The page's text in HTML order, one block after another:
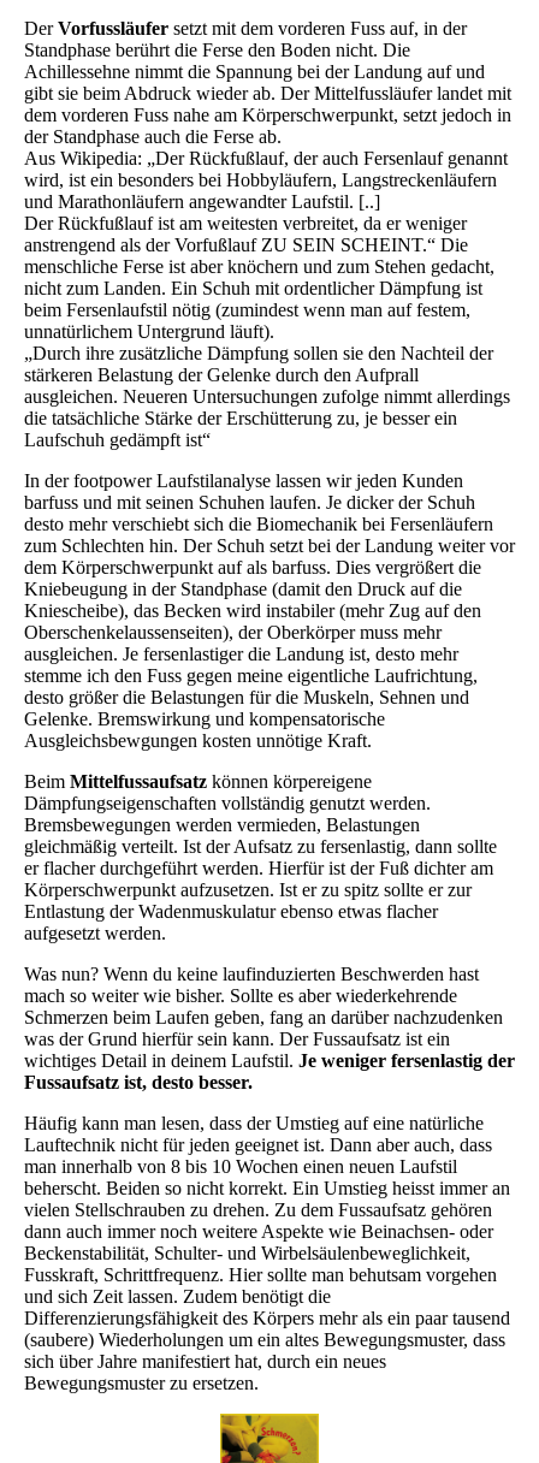
DerVorfussläufer setzt mit dem vorderen Fuss auf, in der
Standphase berührt die Ferse den Boden nicht. Die
Achillessehne nimmt die Spannung bei der Landung auf und
gibt sie beim Abdruck wieder ab. Der Mittelfussläufer landet mit
dem vorderen Fuss nahe am Körperschwerpunkt, setzt jedoch in
der Standphase auch die Ferse ab.
Aus Wikipedia: „Der Rückfußlauf, der auch Fersenlauf genannt
wird, ist ein besonders bei Hobbyläufern, Langstreckenläufern
und Marathonläufern angewandter Laufstil. [..]
Der Rückfußlauf ist am weitesten verbreitet, da er weniger
anstrengend als der Vorfußlauf ZU SEIN SCHEINT.“ Die
menschliche Ferse ist aber knöchern und zum Stehen gedacht,
nicht zum Landen. Ein Schuh mit ordentlicher Dämpfung ist
beim Fersenlaufstil nötig (zumindest wenn man auf festem,
unnatürlichem Untergrund läuft).
„Durch ihre zusätzliche Dämpfung sollen sie den Nachteil der
stärkeren Belastung der Gelenke durch den Aufprall
ausgleichen. Neueren Untersuchungen zufolge nimmt allerdings
die tatsächliche Stärke der Erschütterung zu, je besser ein
Laufschuh gedämpft ist“
In der footpower Laufstilanalyse lassen wir jeden Kunden
barfuss und mit seinen Schuhen laufen. Je dicker der Schuh
desto mehr verschiebt sich die Biomechanik bei Fersenläufern
zum Schlechten hin. Der Schuh setzt bei der Landung weiter vor
dem Körperschwerpunkt auf als barfuss. Dies vergrößert die
Kniebeugung in der Standphase (damit den Druck auf die
Kniescheibe), das Becken wird instabiler (mehr Zug auf den
Oberschenkelaussenseiten), der Oberkörper muss mehr
ausgleichen. Je fersenlastiger die Landung ist, desto mehr
stemme ich den Fuss gegen meine eigentliche Laufrichtung,
desto größer die Belastungen für die Muskeln, Sehnen und
Gelenke. Bremswirkung und kompensatorische
Ausgleichsbewgungen kosten unnötige Kraft.
Beim Mittelfussaufsatz können körpereigene
Dämpfungseigenschaften vollständig genutzt werden.
Bremsbewegungen werden vermieden, Belastungen
gleichmäßig verteilt. Ist der Aufsatz zu fersenlastig, dann sollte
er flacher durchgeführt werden. Hierfür ist der Fuß dichter am
Körperschwerpunkt aufzusetzen. Ist er zu spitz sollte er zur
Entlastung der Wadenmuskulatur ebenso etwas flacher
aufgesetzt werden.
Was nun? Wenn du keine laufinduzierten Beschwerden hast
mach so weiter wie bisher. Sollte es aber wiederkehrende
Schmerzen beim Laufen geben, fang an darüber nachzudenken
was der Grund hierfür sein kann. Der Fussaufsatz ist ein
wichtiges Detail in deinem Laufstil. Je weniger fersenlastig der
Fussaufsatz ist, desto besser.
Häufig kann man lesen, dass der Umstieg auf eine natürliche
Lauftechnik nicht für jeden geeignet ist. Dann aber auch, dass
man innerhalb von 8 bis 10 Wochen einen neuen Laufstil
beherscht. Beiden so nicht korrekt. Ein Umstieg heisst immer an
vielen Stellschrauben zu drehen. Zu dem Fussaufsatz gehören
dann auch immer noch weitere Aspekte wie Beinachsen- oder
Beckenstabilität, Schulter- und Wirbelsäulenbeweglichkeit,
Fusskraft, Schrittfrequenz. Hier sollte man behutsam vorgehen
und sich Zeit lassen. Zudem benötigt die
Differenzierungsfähigkeit des Körpers mehr als ein paar tausend
(saubere) Wiederholungen um ein altes Bewegungsmuster, dass
sich über Jahre manifestiert hat, durch ein neues
Bewegungsmuster zu ersetzen.